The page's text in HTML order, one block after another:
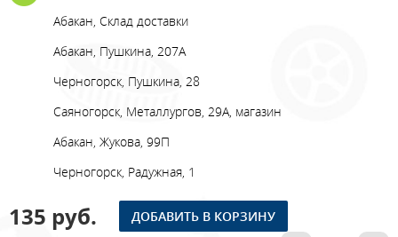
Абакан, Склад доставки
Абакан, Пушкина, 207А
Черногорск, Пушкина, 28
Саяногорск, Металлургов, 29А, магазин
Абакан, Жукова, 99П
Черногорск, Радужная, 1
135 руб. ДОБАВИТЬ В КОРЗИНУ